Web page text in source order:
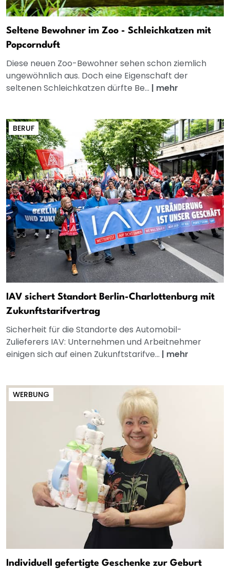
Seltene Bewohner im Zoo - Schleichkatzen mit
Popcornduft
Diese neuen Zoo-Bewohner sehen schon ziemlich
ungewöhnlich aus. Doch eine Eigenschaft der
seltenen Schleichkatzen dürfte Be... | mehr
BERUF
IAV sichert Standort Berlin-Charlottenburg mit
Zukunftstarifvertrag
Sicherheit für die Standorte des Automobil-
Zulieferers IAV: Unternehmen und Arbeitnehmer
einigen sich auf einen Zukunftstarifve... | mehr
WERBUNG
Individuell gefertigte Geschenke zur Geburt